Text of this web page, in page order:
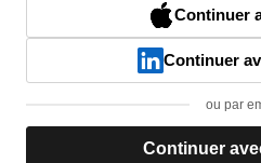
Continuer
Continuer
ou par
Continuer